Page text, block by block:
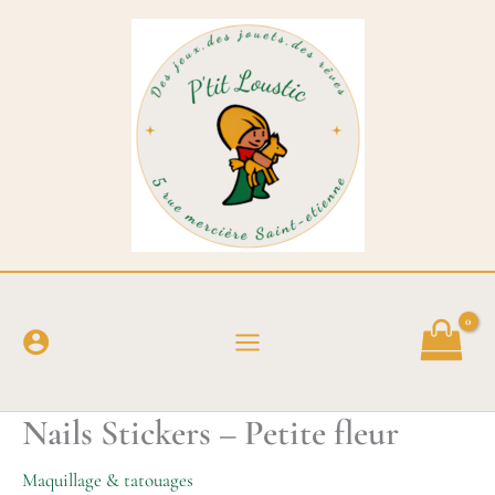
Nails Stickers – Petite fleur
Maquillage & tatouages